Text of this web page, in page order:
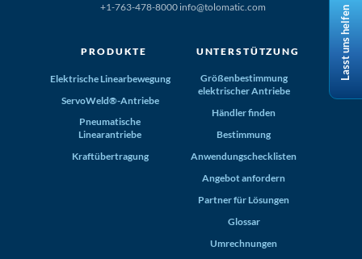
+1-763-478-8000 info@tolomatic.com
PRODUKTE
Elektrische Linearbewegung
ServoWeld®-Antriebe
Pneumatische
Linearantriebe
Kraftübertragung
UNTERSTÜTZUNG
Größenbestimmung
elektrischer Antriebe
Händler finden
Bestimmung
Anwendungschecklisten
Angebot anfordern
Partner für Lösungen
Glossar
Umrechnungen
Lasst uns helfen